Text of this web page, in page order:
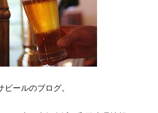
ールのブログ。